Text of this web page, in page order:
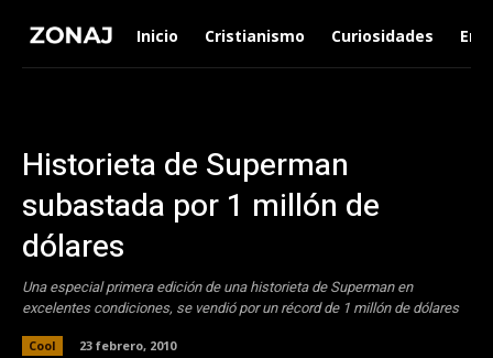
Inicio Cristianismo Curiosidades
Historieta de Superman
subastada por 1 millón de
dólares
Una especial primera edición de una historieta de Superman en
excelentes condiciones, se vendió por un récord de 1 millón de dólares
Cool
23 febrero, 2010